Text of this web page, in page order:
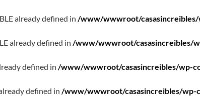
already defined in /www/wwwroot/
already defined in /www/wwwroot/casasincreibles/
defined in /www/wwwroot/casasincreibles/wp-
defined in /www/wwwroot/casasincreibles/wp-